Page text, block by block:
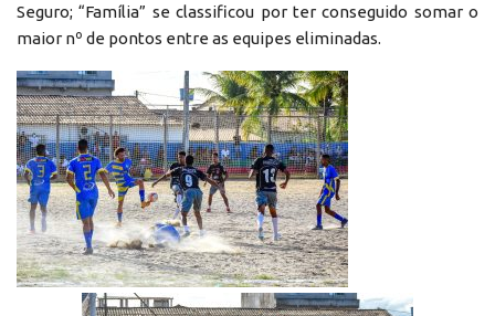
Seguro; “Família” se classificou por ter conseguido somar o
maior nº de pontos entre as equipes eliminadas.